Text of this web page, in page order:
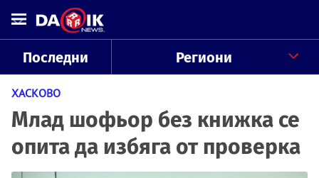
Последни Региони
ХАСКОВО
Млад шофьор без книжка се
опита да избяга от проверка